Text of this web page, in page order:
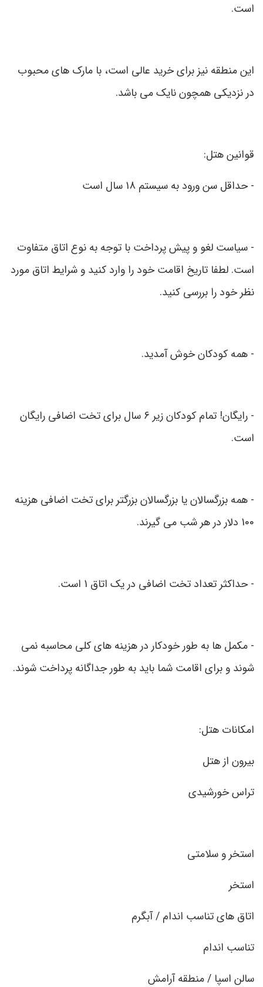
است.
این منطقه نیز برای خرید عالی است، با مارک های محبوب
در نزدیکی همچون نایک می باشد.
قوانین هتل:
- حداقل سن ورود به سیستم 18 سال است
- سیاست لغو و پیش پرداخت با توجه به نوع اتاق متفاوت
است. لطفا تاریخ اقامت خود را وارد کنید و شرایط اتاق مورد
نظر خود را بررسی کنید.
- همه کودکان خوش آمدید.
-
رایگان! تمام کودکان زیر 6 سال برای تخت اضافی رایگان
است.
- همه بزرگسالان یا بزرگسالان بزرگتر برای تخت اضافی هزینه
100 دلار در هر شب می گیرند.
- حداکثر تعداد تخت اضافی در یک اتاق 1 است.
- مکمل ها به طور خودکار در هزینه های کلی محاسبه نمی
شوند و برای اقامت شما باید به طور جداگانه پرداخت شوند.
امکانات هتل:
بیرون از هتل
تراس خورشیدی
استخر و سلامتی
استخر
اتاق های تناسب اندام / آبگرم
تناسب اندام
سالن اسپا / منطقه آرامش